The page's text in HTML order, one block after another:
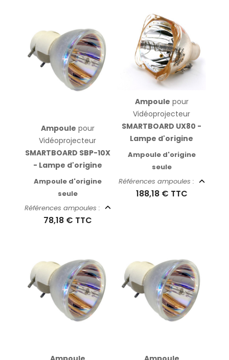
Ampoule pour
Vidéoprojecteur
SMARTBOARD SBP-10X
- Lampe d'origine
Ampoule d'origine
seule
Références ampoules :
78,18 € TTC
Ampoule pour
Vidéoprojecteur
SMARTBOARD UX80 -
Lampe d'origine
Ampoule d'origine
seule
Références ampoules :
188,18 € TTC